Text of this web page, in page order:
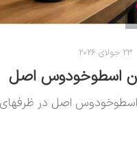
23 جولای 2026
اسطوخودوس اصل
اصل در